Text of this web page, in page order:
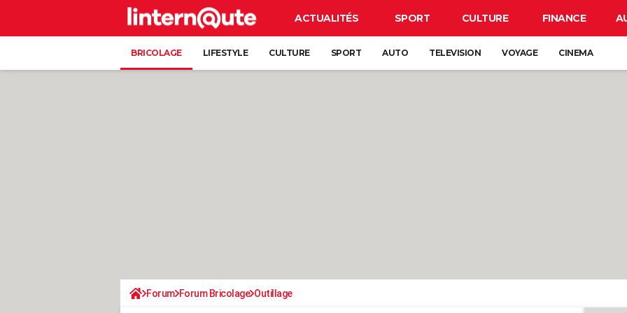
ACTUALITÉS SPORT CULTURE FINANCE
BRICOLAGE LIFESTYLE CULTURE SPORT AUTO TELEVISION VOYAGE CINEMA
Forum Forum Bricolage Outillage